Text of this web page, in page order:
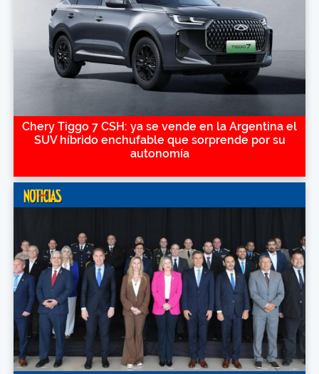
Chery Tiggo 7 CSH: ya se vende en la Argentina el
SUV híbrido enchufable que sorprende por su
autonomía